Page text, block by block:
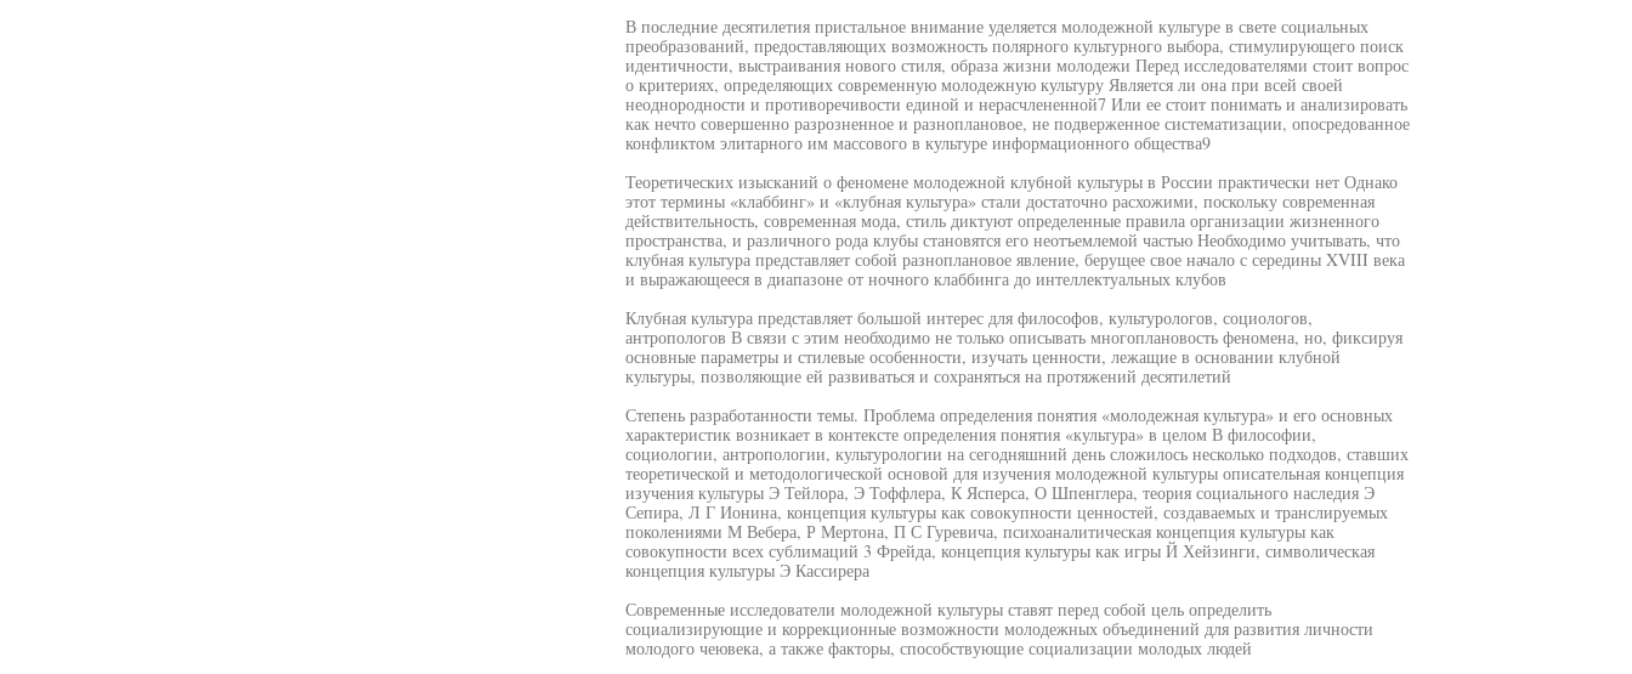
В последние десятилетия пристальное внимание уделяется молодежной культуре в свете социальных
преобразований, предоставляющих возможность полярного культурного выбора, стимулирующего поиск
идентичности, выстраивания нового стиля, образа жизни молодежи Перед исследователями стоит вопрос
о критериях, определяющих современную молодежную культуру Является ли она при всей своей
неоднородности и противоречивости единой и нерасчлененной7 Или ее стоит понимать и анализировать
как нечто совершенно разрозненное и разноплановое, не подверженное систематизации, опосредованное
конфликтом элитарного им массового в культуре информационного общества9
Теоретических изысканий о феномене молодежной клубной культуры в России практически нет Однако
этот термины «клаббинг» и «клубная культура» стали достаточно расхожими, поскольку современная
действительность, современная мода, стиль диктуют определенные правила организации жизненного
пространства, и различного рода клубы становятся его неотъемлемой частью Необходимо учитывать, что
клубная культура представляет собой разноплановое явление, берущее свое начало с середины XVIII века
и выражающееся в диапазоне от ночного клаббинга до интеллектуальных клубов
Клубная культура представляет большой интерес для философов, культурологов, социологов,
антропологов В связи с этим необходимо не только описывать многоплановость феномена, но, фиксируя
основные параметры и стилевые особенности, изучать ценности, лежащие в основании клубной
культуры, позволяющие ей развиваться и сохраняться на протяжений десятилетий
Степень разработанности темы. Проблема определения понятия «молодежная культура» и его основных
характеристик возникает в контексте определения понятия «культура» в целом В философии,
социологии, антропологии, культурологии на сегодняшний день сложилось несколько подходов, ставших
теоретической и методологической основой для изучения молодежной культуры описательная концепция
изучения культуры Э Тейлора, Э Тоффлера, К Ясперса, О Шпенглера, теория социального наследия Э
Сепира, Л Г Ионина, концепция культуры как совокупности ценностей, создаваемых и транслируемых
поколениями М Вебера, Р Мертона, П С Гуревича, психоаналитическая концепция культуры как
совокупности всех сублимаций 3 Фрейда, концепция культуры как игры Й Хейзинги, символическая
концепция культуры Э Кассирера
Современные исследователи молодежной культуры ставят перед собой цель определить
социализирующие и коррекционные возможности молодежных объединений для развития личности
молодого чеювека, а также факторы, способствующие социализации молодых людей